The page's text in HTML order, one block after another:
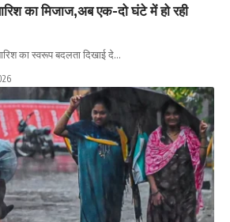
का मिजाज,अब एक-दो घंटे में हो रही
का स्वरूप बदलता दिखाई दे…